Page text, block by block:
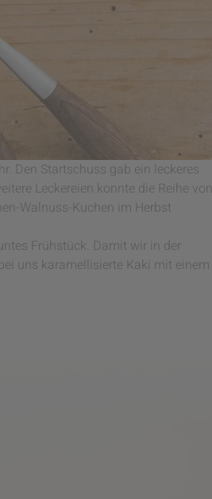
Den Startschuss gab ein leckeres
Leckereien konnte die Reihe von
Walnuss-Kuchen im Herbst
Frühstück. Damit wir in der
uns karamellisierte Kaki mit einem